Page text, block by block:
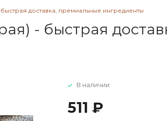
доставка, премиальные ингредиенты
- быстрая
В наличии
511 ₽